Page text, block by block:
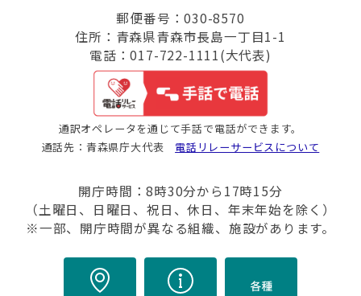
郵便番号：030-8570
住所：青森県青森市長島一丁目1-1
電話：017-722-1111(大代表)
通訳オペレータを通じて手話で電話ができます。
通話先：青森県庁大代表 電話リレーサービスについて
開庁時間：8時30分から17時15分
（土曜日、日曜日、祝日、休日、年末年始を除く）
※一部、開庁時間が異なる組織、施設があります。